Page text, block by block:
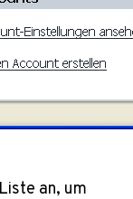
an, um